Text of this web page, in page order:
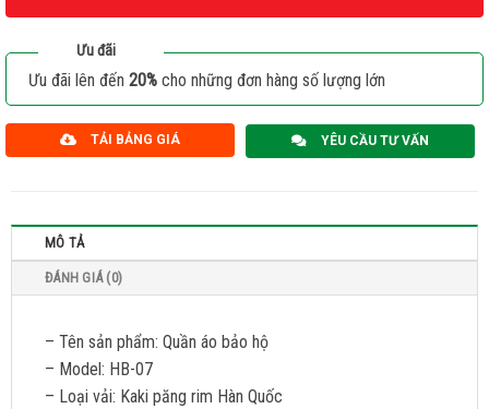
Ưu đãi
Ưu đãi lên đến 20% cho những đơn hàng số lượng lớn
TẢI BẢNG GIÁ YÊU CẦU TƯ VẤN
MÔ TẢ
ĐÁNH GIÁ (0)
– Tên sản phẩm: Quần áo bảo hộ
– Model: HB-07
– Loại vải: Kaki păng rim Hàn Quốc